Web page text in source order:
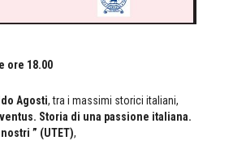
ore 18.00
Agosti, tra i massimi storici italiani,
Storia di una passione italiana.
” (UTET),